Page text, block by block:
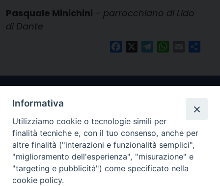
Pasquale Minichini – parrocchiano di Lido
di Dante
FacebookTelegramWhatsApp
Email
Arcidiocesi di Ravenna-Cervia
Informativa
Utilizziamo cookie o tecnologie simili per
finalità tecniche e, con il tuo consenso, anche per
altre finalità ("interazioni e funzionalità semplici",
"miglioramento dell'esperienza", "misurazione" e
"targeting e pubblicità") come specificato nella
cookie policy.